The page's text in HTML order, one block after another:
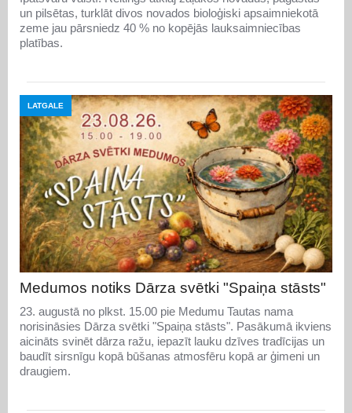
un pilsētas, turklāt divos novados bioloģiski apsaimniekotā
zeme jau pārsniedz 40 % no kopējās lauksaimniecības
platības.
LATGALE
Medumos notiks Dārza svētki "Spaiņa stāsts"
23. augustā no plkst. 15.00 pie Medumu Tautas nama
norisināsies Dārza svētki "Spaiņa stāsts". Pasākumā ikviens
aicināts svinēt dārza ražu, iepazīt lauku dzīves tradīcijas un
baudīt sirsnīgu kopā būšanas atmosfēru kopā ar ģimeni un
draugiem.